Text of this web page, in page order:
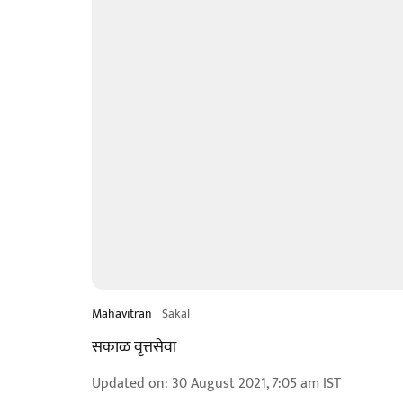
Mahavitran Sakal
सकाळ वृत्तसेवा
Updated on: 30 August 2021, 7:05 am IST